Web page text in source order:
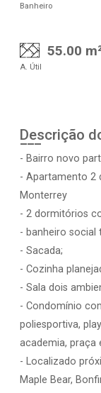
Banheiro
55.00
A. Útil
Descrição
- Bairro novo
- Apartamento 2
Monterrey
- 2 dormitórios
- banheiro social
- Sacada;
- Cozinha
- Sala dois
- Condomínio
poliesportiva,
academia, praça
- Localizado
Maple Bear,